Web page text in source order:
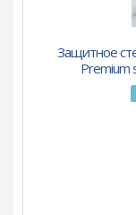
Защитное
Premium